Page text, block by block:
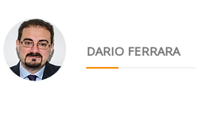
DARIO FERRARA